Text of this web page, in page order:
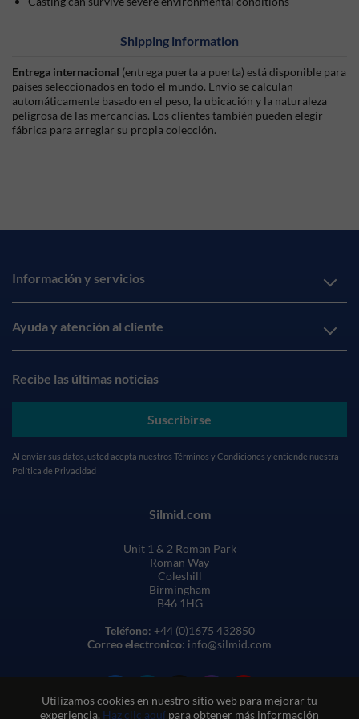
Utilizamos cookies en nuestro sitio web para mejorar tu
experiencia. Haz clic aquí para obtener más información
Shipping information
Entrega internacional (entrega puerta a puerta) está disponible para
países seleccionados en todo el mundo. Envío se calculan
automáticamente basado en el peso, la ubicación y la naturaleza
peligrosa de las mercancías. Los clientes también pueden elegir
fábrica para arreglar su propia colección.
Información y servicios
Ayuda y atención al cliente
Recibe las últimas noticias
Suscribirse
Al enviar sus datos, usted acepta nuestros Términos y Condiciones y entiende nuestra
Política de Privacidad
Silmid.com
Unit 1 & 2 Roman Park
Roman Way
Coleshill
Birmingham
B46 1HG
Teléfono: +44 (0)1675 432850
Correo electronico: info@silmid.com